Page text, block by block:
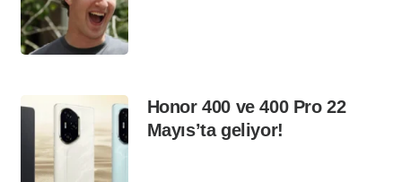
Honor 400 ve 400 Pro 22
Mayıs’ta geliyor!